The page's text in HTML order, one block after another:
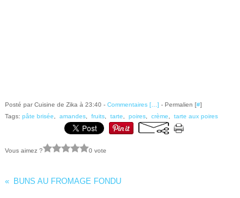
Posté par Cuisine de Zika à 23:40 - Commentaires [ ] - Permalien [#]
Tags: pâte brisée amandes fruits tarte poires crème tarte aux poires
Vous aimez ? 0 vote
BUNS AU FROMAGE FONDU